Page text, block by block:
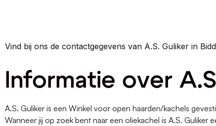
Vind bij ons de contactgegevens van A.S. Guliker in
Informatie over
A.S. Guliker is een Winkel voor open haarden/kachels
Wanneer jij op zoek bent naar een oliekachel is A.S. Guliker